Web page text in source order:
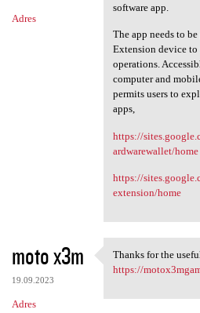
Adres
software app.
The app needs to
Extension device to
operations.
computer and
permits users to
apps,
https://
ardwarewallet/home
https://
extension/home
moto x3m
19.09.2023
Adres
Thanks for the
Thanks for the
https://